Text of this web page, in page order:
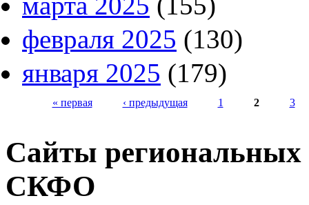
февраля 2025 (130)
января 2025 (179)
« первая ‹ предыдущая 1 2 3
Сайты
СКФО